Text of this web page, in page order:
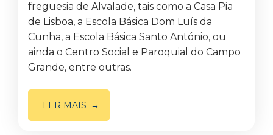
freguesia de Alvalade, tais como a Casa Pia
de Lisboa, a Escola Básica Dom Luís da
Cunha, a Escola Básica Santo António, ou
ainda o Centro Social e Paroquial do Campo
Grande, entre outras.
LER MAIS